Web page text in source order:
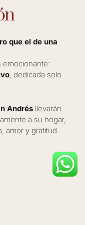
que el de una
emocionante:
, dedicada solo
Andrésllevarán
a su hogar,
amor y gratitud.